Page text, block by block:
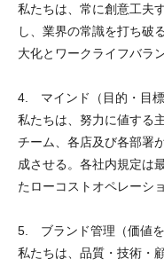
私たちは、常に創意工夫
し、業界の常識を打ち破
大化とワークライフバラ
4. マインド（目的・目標
私たちは、努力に値する
チーム、各店及び各部署
成させる。各社内規定は
たローコストオペレーシ
5. ブランド管理（価値を
私たちは、品質・技術・